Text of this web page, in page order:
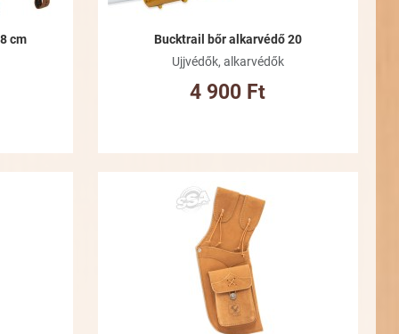
cm
Bucktrail bőr alkarvédő 20
Ujjvédők, alkarvédők
4 900 Ft
Kívánságlistához adom
Összehasonlításhoz adom